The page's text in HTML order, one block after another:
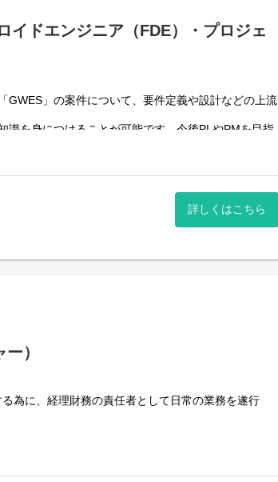
かす手応えをダイレクトに感じられます。
「物流×IT」の専門家として市場価値を高められま
ンデザイン・提案作成・条件折衝・契約手続・全体
ダーとの調整）：10%
ルの実現）：20%
市場価値の極めて高い専門スキルが身につきます。
社開発チームと共に「GWES」を進化させる醍醐味が
ドエンジニア（FDE）・プロジェ
」の案件について、要件定義や設計などの上流
識を身につけることが可能です。今後PLやPMを目指
いたメンバーが在籍しており、それぞれの現場知識
れまでの物流経験をITのキャリアへダイレクトに繋げ
単にシステムを作るだけでなく、活用までを完遂す
ることが私たちの使命です。
詳しくはこちら
）
為に、経理財務の責任者として日常の業務を遂行
め通勤圏内にお住まいの方、または通勤圏内に転居